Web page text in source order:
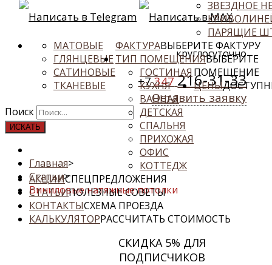
ЗВЕЗДНОЕ
ПАРЯЩИЕ
ФАКТУРАВЫБЕРИТЕ ФАКТУРУ
МАТОВЫЕ
ГЛЯНЦЕВЫЕ
САТИНОВЫЕ
ТКАНЕВЫЕ
ТИП ПОМЕЩЕНИЯВЫБЕРИТЕ
ПОМЕЩЕНИЕ
ГОСТИНАЯ
КУХНЯ
ВАННАЯ
ДЕТСКАЯ
СПАЛЬНЯ
ПРИХОЖАЯ
ОФИС
КОТТЕДЖ
ЦЕНЫ
АКЦИИСПЕЦПРЕДЛОЖЕНИЯ
СТАТЬИПОЛЕЗНЫЕ СОВЕТЫ
КОНТАКТЫСХЕМА ПРОЕЗДА
КАЛЬКУЛЯТОРРАССЧИТАТЬ СТОИМОСТЬ
СКИДКА 5% ДЛЯ
ПОДПИСЧИКОВ
Написать в Telegram Написать в MAX
круглосуточно
+7 347 216-31-33
Оставить заявку
Поиск
ИСКАТЬ
Главная>
Статьи>
Виниловые натяжные потолки